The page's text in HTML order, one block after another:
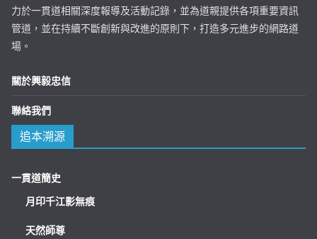
力於一貫道相關深度報導及活動記錄，並為道親提供各項重要資訊
管道，並在持續不斷創新與改進的原則下，打造多元進步的網路道
場。
關於興毅忠信
聯絡我們
追本溯源
一貫道簡史
月印千江影無痕
天然師尊